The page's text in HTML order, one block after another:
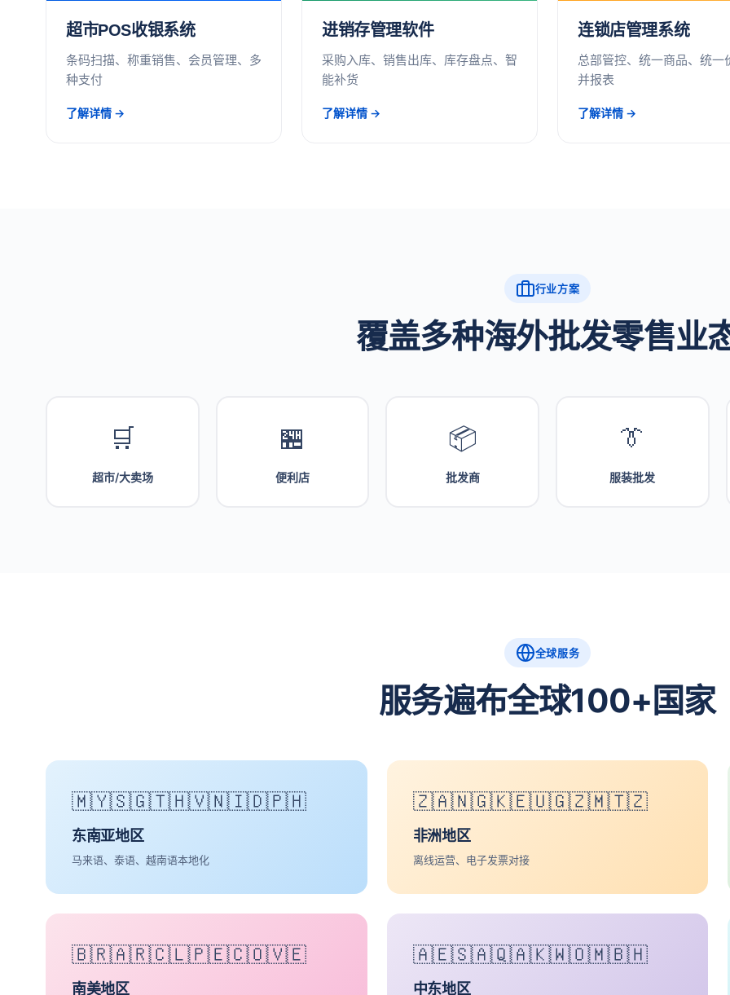
超市POS收银系统
条码扫描、称重销售、会员管理、多
种支付
了解详情 →
进销存管理软件
采购入库、销售出库、库存盘点、智
能补货
了解详情 →
连锁店管理系统
总部管控、统一商品、统一
并报表
了解详情 →
行业方案
覆盖多种海外批发零售业
🛒
超市/大卖场
🏪
便利店
📦
批发商
👔
服装批发
全球服务
服务遍布全球100+国家
🇲🇾🇸🇬🇹🇭🇻🇳🇮🇩🇵🇭
东南亚地区
马来语、泰语、越南语本地化
🇿🇦🇳🇬🇰🇪🇺🇬🇿🇲🇹🇿
非洲地区
离线运营、电子发票对接
🇧🇷🇦🇷🇨🇱🇵🇪🇨🇴🇻🇪
南美地区
🇦🇪🇸🇦🇶🇦🇰🇼🇴🇲🇧🇭
中东地区